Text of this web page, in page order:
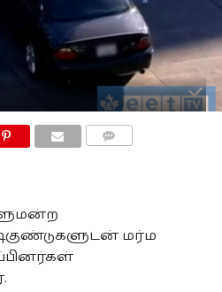
மர்ம